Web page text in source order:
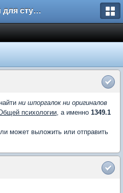
Форум для студента СГА
ни шпоргалок ни оригиналов
психологии, а именно 1349.1
может выложить или отправить